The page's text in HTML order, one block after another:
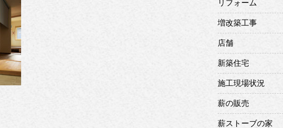
リフォーム
増改築工事
店舗
新築住宅
施工現場状況
薪の販売
薪ストーブの家